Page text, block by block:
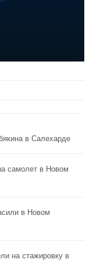
в Салехарде
самолет в Новом
в Новом
на стажировку в